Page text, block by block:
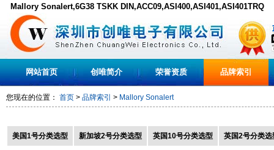
Mallory Sonalert,6G38 TSKK DIN,ACC09,ASI400,ASI401,ASI401TRQ
网站首页 创唯简介 荣誉资质 品牌索引
您现在的位置： 首页 > 品牌索引 > Mallory Sonalert
美国1号分类选型 新加坡2号分类选型 英国10号分类选型 英国2号分类选